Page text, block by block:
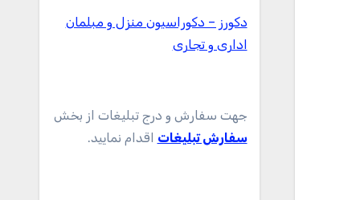
دکورز – دکوراسیون منزل و مبلمان
اداری و تجاری
جهت سفارش و درج تبلیغات از بخش
سفارش تبلیغات اقدام نمایید.